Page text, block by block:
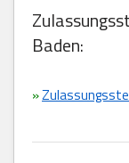
Baden:
»